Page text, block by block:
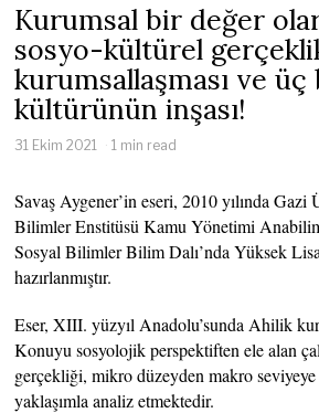
Kurumsal bir değer
sosyo-kültürel
kurumsallaşması ve
kültürünün inşası!
31 Ekim 2021 1 min read
Savaş Aygener’in eseri, 2010 yılında Gazi
Bilimler Enstitüsü Kamu Yönetimi
Sosyal Bilimler Bilim Dalı’nda Yüksek
hazırlanmıştır.
Eser, XIII. yüzyıl Anadolu’sunda Ahilik
Konuyu sosyolojik perspektiften ele alan
gerçekliği, mikro düzeyden makro
yaklaşımla analiz etmektedir.